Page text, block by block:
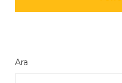
Ara